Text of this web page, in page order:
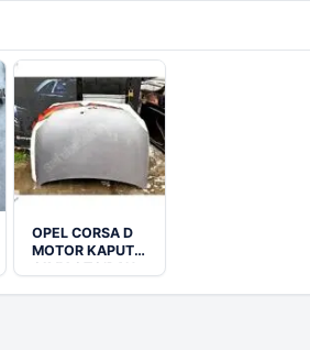
OPEL CORSA D
MOTOR KAPUTU
OIMY OTO’DAN